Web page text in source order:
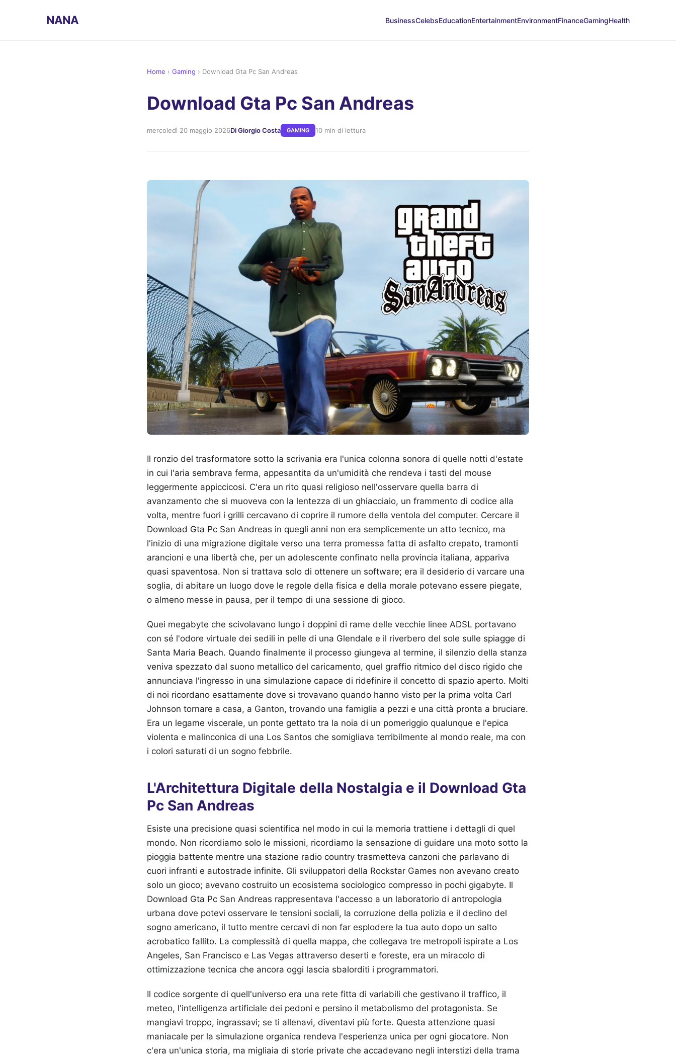
NANA BusinessCelebsEducationEntertainmentEnvironmentFinanceGamingHealth
Home › Gaming › Download Gta Pc San Andreas
Download Gta Pc San Andreas
mercoledì 20 maggio 2026Di Giorgio Costa GAMING 10 min di lettura
Il ronzio del trasformatore sotto la scrivania era l'unica colonna sonora di quelle notti d'estate
in cui l'aria sembrava ferma, appesantita da un'umidità che rendeva i tasti del mouse
leggermente appiccicosi. C'era un rito quasi religioso nell'osservare quella barra di
avanzamento che si muoveva con la lentezza di un ghiacciaio, un frammento di codice alla
volta, mentre fuori i grilli cercavano di coprire il rumore della ventola del computer. Cercare il
Download Gta Pc San Andreas in quegli anni non era semplicemente un atto tecnico, ma
l'inizio di una migrazione digitale verso una terra promessa fatta di asfalto crepato, tramonti
arancioni e una libertà che, per un adolescente confinato nella provincia italiana, appariva
quasi spaventosa. Non si trattava solo di ottenere un software; era il desiderio di varcare una
soglia, di abitare un luogo dove le regole della fisica e della morale potevano essere piegate,
o almeno messe in pausa, per il tempo di una sessione di gioco.
Quei megabyte che scivolavano lungo i doppini di rame delle vecchie linee ADSL portavano
con sé l'odore virtuale dei sedili in pelle di una Glendale e il riverbero del sole sulle spiagge di
Santa Maria Beach. Quando finalmente il processo giungeva al termine, il silenzio della stanza
veniva spezzato dal suono metallico del caricamento, quel graffio ritmico del disco rigido che
annunciava l'ingresso in una simulazione capace di ridefinire il concetto di spazio aperto. Molti
di noi ricordano esattamente dove si trovavano quando hanno visto per la prima volta Carl
Johnson tornare a casa, a Ganton, trovando una famiglia a pezzi e una città pronta a bruciare.
Era un legame viscerale, un ponte gettato tra la noia di un pomeriggio qualunque e l'epica
violenta e malinconica di una Los Santos che somigliava terribilmente al mondo reale, ma con
i colori saturati di un sogno febbrile.
L'Architettura Digitale della Nostalgia e il Download Gta
Pc San Andreas
Esiste una precisione quasi scientifica nel modo in cui la memoria trattiene i dettagli di quel
mondo. Non ricordiamo solo le missioni, ricordiamo la sensazione di guidare una moto sotto la
pioggia battente mentre una stazione radio country trasmetteva canzoni che parlavano di
cuori infranti e autostrade infinite. Gli sviluppatori della Rockstar Games non avevano creato
solo un gioco; avevano costruito un ecosistema sociologico compresso in pochi gigabyte. Il
Download Gta Pc San Andreas rappresentava l'accesso a un laboratorio di antropologia
urbana dove potevi osservare le tensioni sociali, la corruzione della polizia e il declino del
sogno americano, il tutto mentre cercavi di non far esplodere la tua auto dopo un salto
acrobatico fallito. La complessità di quella mappa, che collegava tre metropoli ispirate a Los
Angeles, San Francisco e Las Vegas attraverso deserti e foreste, era un miracolo di
ottimizzazione tecnica che ancora oggi lascia sbalorditi i programmatori.
Il codice sorgente di quell'universo era una rete fitta di variabili che gestivano il traffico, il
meteo, l'intelligenza artificiale dei pedoni e persino il metabolismo del protagonista. Se
mangiavi troppo, ingrassavi; se ti allenavi, diventavi più forte. Questa attenzione quasi
maniacale per la simulazione organica rendeva l'esperienza unica per ogni giocatore. Non
c'era un'unica storia, ma migliaia di storie private che accadevano negli interstizi della trama